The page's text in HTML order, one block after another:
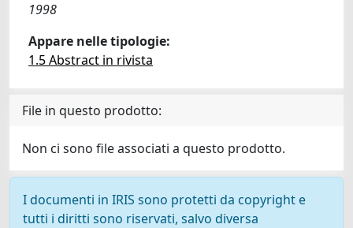
1998
Appare nelle tipologie:
1.5 Abstract in rivista
File in questo prodotto:
Non ci sono file associati a questo prodotto.
I documenti in IRIS sono protetti da copyright e
tutti i diritti sono riservati, salvo diversa